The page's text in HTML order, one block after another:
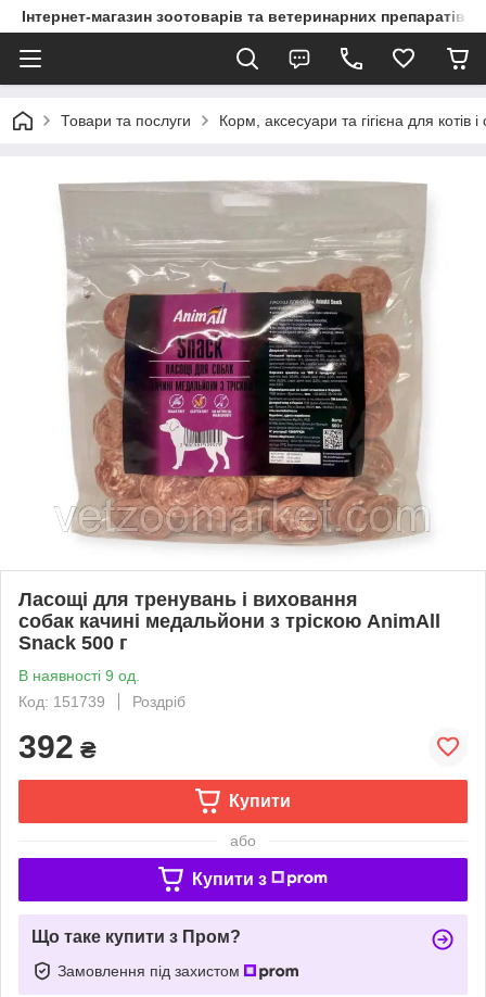
Інтернет-магазин зоотоварів та ветеринарних препаратів
Товари та послуги Корм, аксесуари та гігієна для котів і
Ласощі для тренувань і виховання
собак качині медальйони з тріскою AnimAll
Snack 500 г
В наявності 9 од.
Код: 151739
Роздріб
392 ₴
Купити
або
Купити з
Що таке купити з Пром?
Замовлення під захистом